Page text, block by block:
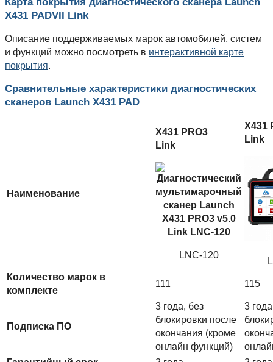
Карта покрытия диагностического сканера Launch
X431 PADVII Link
Описание поддерживаемых марок автомобилей, систем
и функций можно посмотреть в интерактивной карте
покрытия.
Сравнительные характеристики диагностических
сканеров Launch X431 PAD
Наименование
X431 PRO3
Link
LNC-120
X431
Link
Количество марок в
комплекте
111 115
Подписка ПО
3 года, без
блокировки после
окончания (кроме
онлайн функций)
3